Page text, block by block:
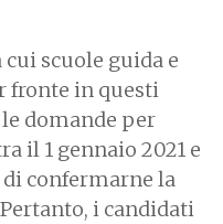
scuole guida e
fronte in questi
domande per
il 1 gennaio 2021 e
di confermarne la
i candidati